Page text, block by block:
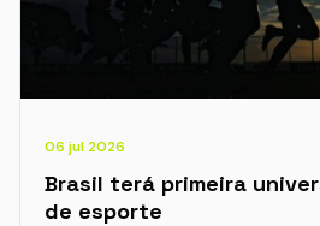
06 jul 2026
Brasil terá primeira
de esporte